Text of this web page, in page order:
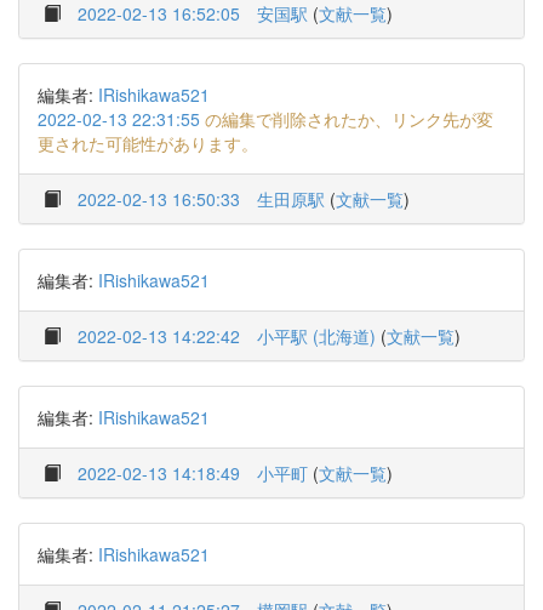
2022-02-13 16:52:05 安国駅 (文献一覧)
編集者: IRishikawa521
2022-02-13 22:31:55 の編集で削除されたか、リンク先が変
更された可能性があります。
2022-02-13 16:50:33 生田原駅 (文献一覧)
編集者: IRishikawa521
2022-02-13 14:22:42 小平駅 (北海道) (文献一覧)
編集者: IRishikawa521
2022-02-13 14:18:49 小平町 (文献一覧)
編集者: IRishikawa521